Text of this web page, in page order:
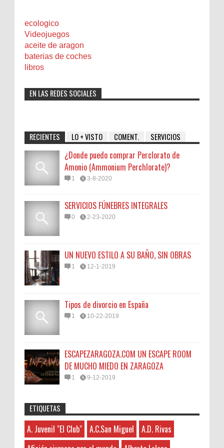
ecologico
Videojuegos
aceite de aragon
baterias de coches
libros
EN LAS REDES SOCIALES
RECIENTES LO + VISTO COMENT. SERVICIOS
¿Donde puedo comprar Perclorato de
Amonio (Ammonium Perchlorate)?
1 3-8-2020
SERVICIOS FÚNEBRES INTEGRALES
0 2-23-2020
UN NUEVO ESTILO A SU BAÑO, SIN OBRAS
1 12-1-2019
Tipos de divorcio en España
1 10-22-2019
ESCAPEZARAGOZA.COM UN ESCAPE ROOM
DE MUCHO MIEDO EN ZARAGOZA
1 9-12-2019
Sorteamos un Lomo Ibérico de Bellota de
Monsalud-Brumale S.L.
El Premio Un lomo ibérico de bellota
Anonymous:
3-7-2026
Hayat boyunca kendimizi geliştirmek
45N
A. Juvenil "El Club"
A.C.San Miguel
ETIQUETAS
A. Juvenil "El Club" A.C.San Miguel
A.D. Rivas